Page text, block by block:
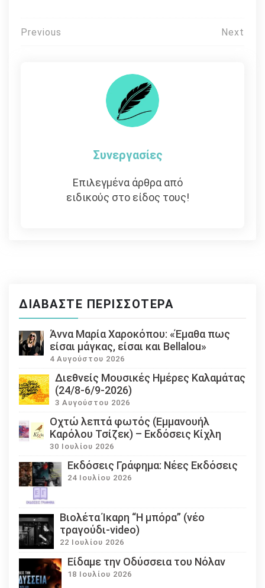
Πλοήγηση
Previous Next
Συνεργασίες
Επιλεγμένα άρθρα από
ειδικούς στο είδος τους!
ΔΙΑΒΆΣΤΕ ΠΕΡΙΣΣΌΤΕΡΑ
Άννα Μαρία Χαροκόπου: «Έμαθα πως
είσαι μάγκας, είσαι και Bellalou»
4 Αυγούστου 2026
Διεθνείς Μουσικές Ημέρες Καλαμάτας
(24/8-6/9-2026)
3 Αυγούστου 2026
Οχτώ λεπτά φωτός (Εμμανουήλ
Καρόλου Τσίζεκ) – Εκδόσεις Κίχλη
30 Ιουλίου 2026
Εκδόσεις Γράφημα: Νέες Εκδόσεις
24 Ιουλίου 2026
Βιολέτα Ίκαρη “Η μπόρα” (νέο
τραγούδι-video)
22 Ιουλίου 2026
Eίδαμε την Οδύσσεια του Νόλαν
18 Ιουλίου 2026